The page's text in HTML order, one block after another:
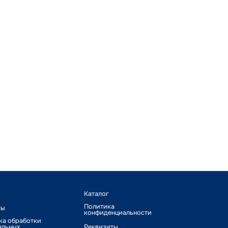
обработки
Каталог
Политика
конфиденциальности